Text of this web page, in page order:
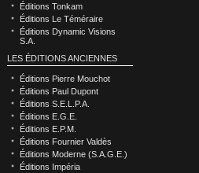
Éditions Tonkam
Éditions Le Téméraire
Éditions Dynamic Visions
S.A.
LES ÉDITIONS ANCIENNES
Éditions Pierre Mouchot
Éditions Paul Dupont
Éditions S.E.L.P.A.
Éditions E.G.E.
Éditions E.P.M.
Éditions Fournier Valdès
Éditions Moderne (S.A.G.E.)
Éditions Impéria